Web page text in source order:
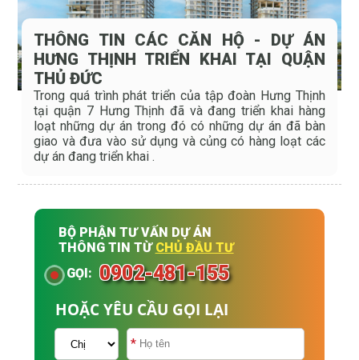
THÔNG TIN CÁC CĂN HỘ - DỰ ÁN
HƯNG THỊNH TRIỂN KHAI TẠI QUẬN
THỦ ĐỨC
Trong quá trình phát triển của tập đoàn Hưng Thịnh
tại quận 7 Hưng Thịnh đã và đang triển khai hàng
loạt những dự án trong đó có những dự án đã bàn
giao và đưa vào sử dụng và củng có hàng loạt các
dự án đang triển khai .
BỘ PHẬN TƯ VẤN DỰ ÁN
THÔNG TIN TỪ CHỦ ĐẦU TƯ
GỌI: 0902-481-155
HOẶC YÊU CẦU GỌI LẠI